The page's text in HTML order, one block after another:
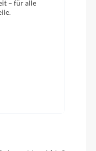
– für alle